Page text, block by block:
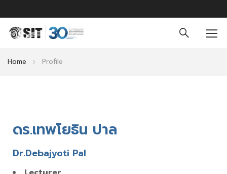
Home Profile
ดร.เทพโยธิน ปาล
Dr.Debajyoti Pal